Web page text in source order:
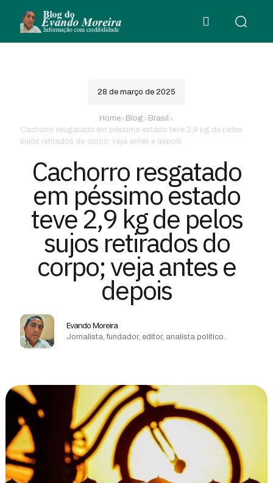
28 de março de 2025
Home> Blog> Brasil >
Cachorro resgatado em péssimo estado teve 2,9 kg de pelos
sujos retirados do corpo; veja antes e depois
Cachorro resgatado
em péssimo estado
teve 2,9 kg de pelos
sujos retirados do
corpo; veja antes e
depois
Evando Moreira
Jornalista, fundador, editor, analista político.